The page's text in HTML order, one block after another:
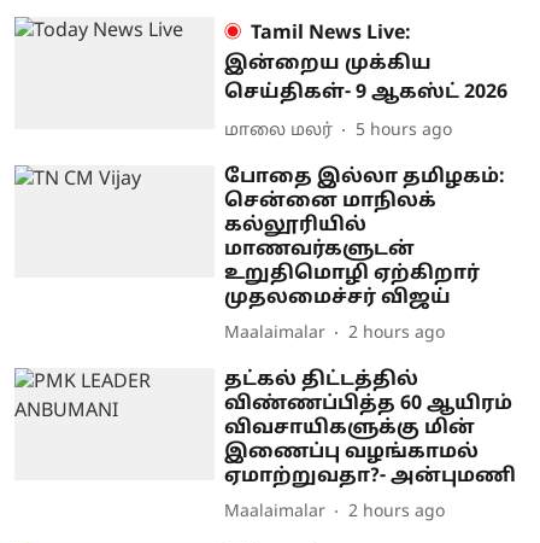
Tamil News Live:
இன்றைய முக்கிய
செய்திகள்- 9 ஆகஸ்ட் 2026
மாலை மலர் 5 hours ago
போதை இல்லா தமிழகம்:
சென்னை மாநிலக்
கல்லூரியில்
மாணவர்களுடன்
உறுதிமொழி ஏற்கிறார்
முதலமைச்சர் விஜய்
Maalaimalar 2 hours ago
தட்கல் திட்டத்தில்
விண்ணப்பித்த 60 ஆயிரம்
விவசாயிகளுக்கு மின்
இணைப்பு வழங்காமல்
ஏமாற்றுவதா?- அன்புமணி
Maalaimalar 2 hours ago